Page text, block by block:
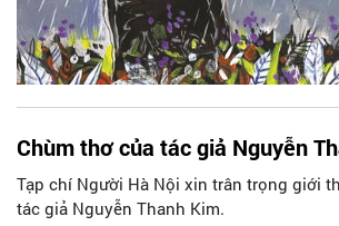
Chùm thơ của tác giả Nguyễn
Tạp chí Người Hà Nội xin trân trọng giới
tác giả Nguyễn Thanh Kim.